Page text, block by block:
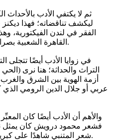
ثم لا يكتفي الأدب بالأحداث
ليكشف تناقضاته؛ فهذا
الفقر في لندن الفيكتورية،
القاهرة الشعبية بصراعاتها الطبقية وأحلامها المسحوقة.
في زوايا الأدب أيضًا تتجلى
التراث والحداثة؛ هنا نرى
أزمة الهوية بين الشرق
عربي أو جلال الدين الرومي
والأهم أن الأدب أيضًا كان
فشعر محمود درويش كان يمثل
شعر المتنبي شاهدًا على كبرياء الأمة العربية وفلسفتها ومجدها.